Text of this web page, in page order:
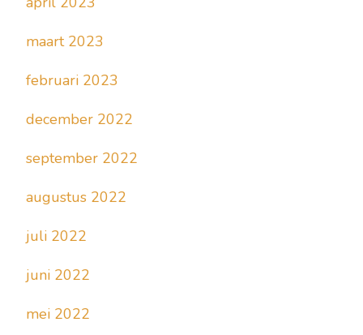
maart 2023
februari 2023
december 2022
september 2022
augustus 2022
juli 2022
juni 2022
mei 2022